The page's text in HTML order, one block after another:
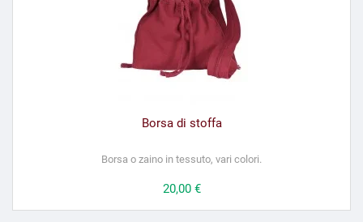
Borsa di stoffa
Borsa o zaino in tessuto, vari colori.
Prezzo
20,00 €